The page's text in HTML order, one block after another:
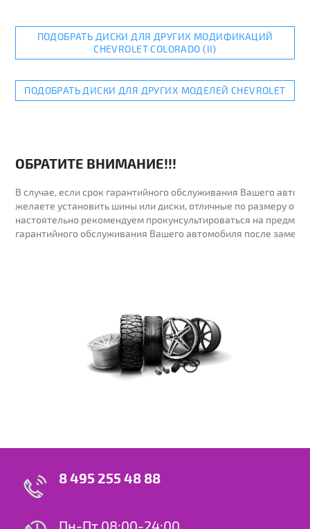
ПОДОБРАТЬ ДИСКИ ДЛЯ ДРУГИХ МОДИФИКАЦИЙ
CHEVROLET COLORADO (II)
ПОДОБРАТЬ ДИСКИ ДЛЯ ДРУГИХ МОДЕЛЕЙ CHEVROLET
ОБРАТИТЕ ВНИМАНИЕ!!!
В случае, если срок гарантийного обслуживания Вашего
желаете установить шины или диски, отличные по размеру от
настоятельно рекомендуем прокунсультироваться на предмет
гарантийного обслуживания Вашего автомобиля после
8 495 255 48 88
Пн-Пт 08:00-24:00